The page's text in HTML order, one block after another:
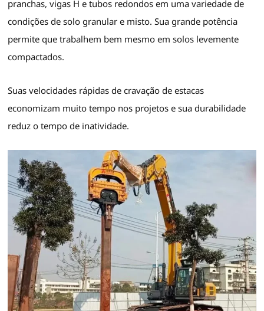
pranchas, vigas H e tubos redondos em uma variedade de
condições de solo granular e misto. Sua grande potência
permite que trabalhem bem mesmo em solos levemente
compactados.
Suas velocidades rápidas de cravação de estacas
economizam muito tempo nos projetos e sua durabilidade
reduz o tempo de inatividade.